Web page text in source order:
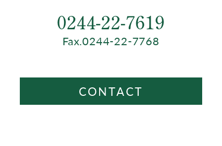
0244-22-7619
Fax.0244-22-7768
CONTACT